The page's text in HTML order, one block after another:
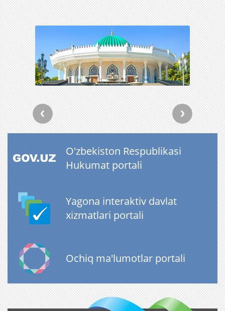
O'zbekiston Respublikasi
Hukumat portali
Yagona interaktiv davlat
xizmatlari portali
Ochiq ma'lumotlar portali